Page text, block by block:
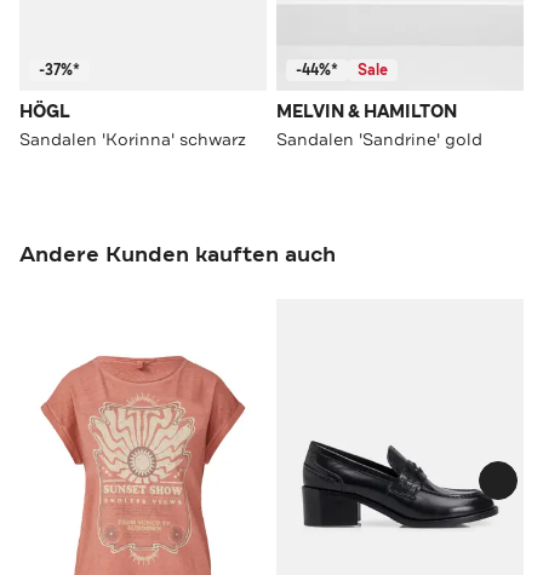
-37%*
HÖGL
Sandalen 'Korinna' schwarz
-44%* Sale
MELVIN & HAMILTON
Sandalen 'Sandrine' gold
Andere Kunden kauften auch